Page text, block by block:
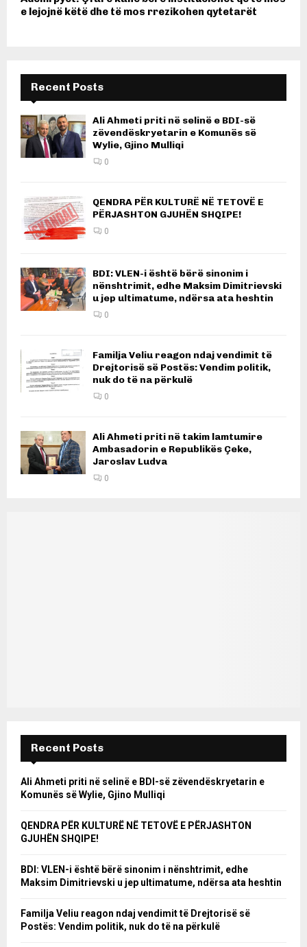
e lejojnë këtë dhe të mos rrezikohen qytetarët
Recent Posts
Ali Ahmeti priti në selinë e BDI-së
zëvendëskryetarin e Komunës së
Wylie, Gjino Mulliqi
0
QENDRA PËR KULTURË NË TETOVË E
PËRJASHTON GJUHËN SHQIPE!
0
BDI: VLEN-i është bërë sinonim i
nënshtrimit, edhe Maksim Dimitrievski
u jep ultimatume, ndërsa ata heshtin
0
Familja Veliu reagon ndaj vendimit të
Drejtorisë së Postës: Vendim politik,
nuk do të na përkulë
0
Ali Ahmeti priti në takim lamtumire
Ambasadorin e Republikës Çeke,
Jaroslav Ludva
0
Recent Posts
Ali Ahmeti priti në selinë e BDI-së zëvendëskryetarin e
Komunës së Wylie, Gjino Mulliqi
QENDRA PËR KULTURË NË TETOVË E PËRJASHTON
GJUHËN SHQIPE!
BDI: VLEN-i është bërë sinonim i nënshtrimit, edhe
Maksim Dimitrievski u jep ultimatume, ndërsa ata heshtin
Familja Veliu reagon ndaj vendimit të Drejtorisë së
Postës: Vendim politik, nuk do të na përkulë